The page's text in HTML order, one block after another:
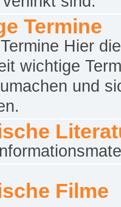
Termine
Hier die
wichtige
und
Filme